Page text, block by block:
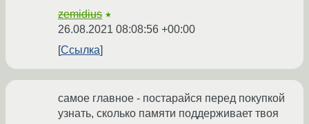
zemidius ★
26.08.2021 08:08:56 +00:00
Ссылка
самое главное - постарайся перед покупкой
узнать, сколько памяти поддерживает твоя